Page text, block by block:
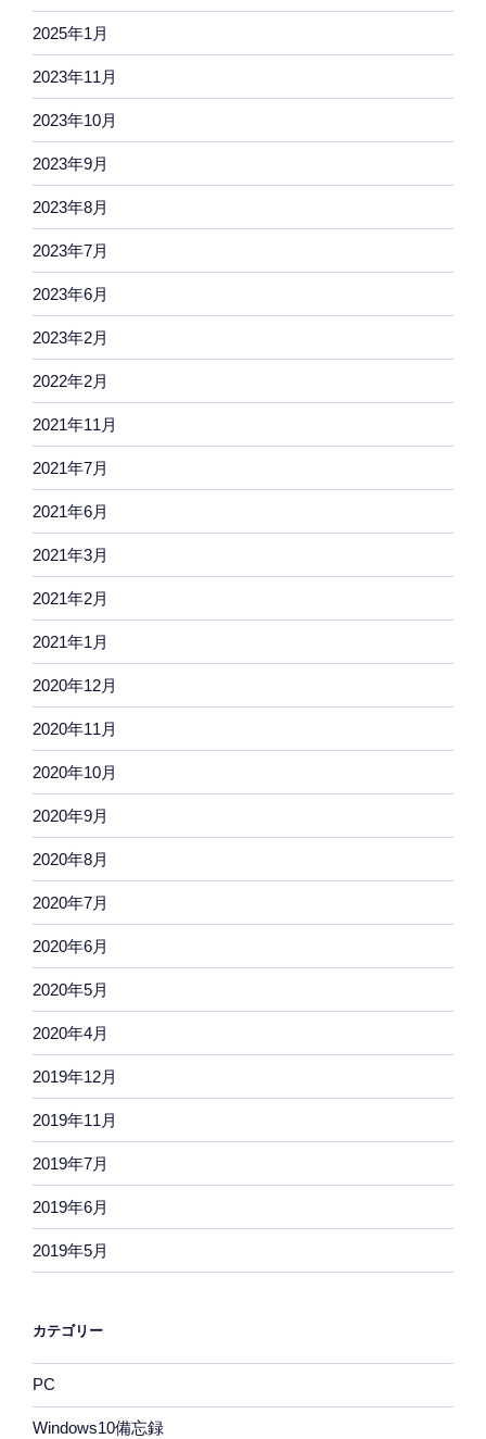
2025年1月
2023年11月
2023年10月
2023年9月
2023年8月
2023年7月
2023年6月
2023年2月
2022年2月
2021年11月
2021年7月
2021年6月
2021年3月
2021年2月
2021年1月
2020年12月
2020年11月
2020年10月
2020年9月
2020年8月
2020年7月
2020年6月
2020年5月
2020年4月
2019年12月
2019年11月
2019年7月
2019年6月
2019年5月
カテゴリー
PC
Windows10備忘録